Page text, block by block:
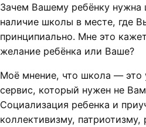
Зачем Вашему ребёнку нужна
наличие школы в месте, где
принципиально. Мне это
желание ребёнка или Ваше?
Моё мнение, что школа — это
сервис, который нужен не
Социализация ребенка и
коллективизму,